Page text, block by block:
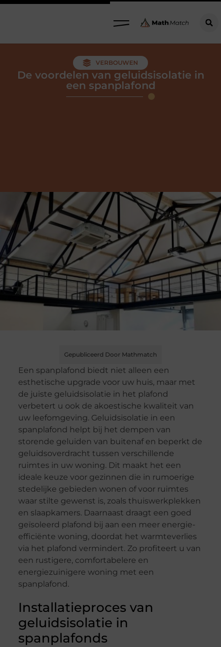
VERBOUWEN
De voordelen van geluidsisolatie in
een spanplafond
Gepubliceerd Door Mathmatch
Een spanplafond biedt niet alleen een
esthetische upgrade voor uw huis, maar met
de juiste geluidsisolatie in het plafond
verbetert u ook de akoestische kwaliteit van
uw leefomgeving. Geluidsisolatie in een
spanplafond helpt bij het dempen van
storende geluiden van buitenaf en beperkt de
geluidsoverdracht tussen verschillende
ruimtes in uw woning. Dit maakt het een
ideale keuze voor gezinnen die in rumoerige
stedelijke gebieden wonen of voor ruimtes
waar stilte gewenst is, zoals thuiswerkplekken
en slaapkamers. Daarnaast draagt een goed
geïsoleerd plafond bij aan een meer energie-
efficiënte woning, doordat het warmteverlies
via het plafond vermindert. Zo profiteert u van
een rustigere, comfortabelere en
energiezuinigere woning met een
spanplafond.
Installatieproces van
geluidsisolatie in
spanplafonds